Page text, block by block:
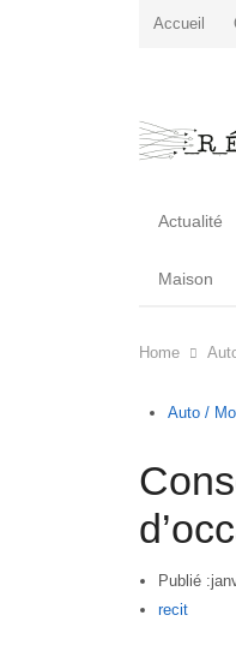
Accueil
Actualité
Maison
Home
Auto /
Publié :
Author
recit